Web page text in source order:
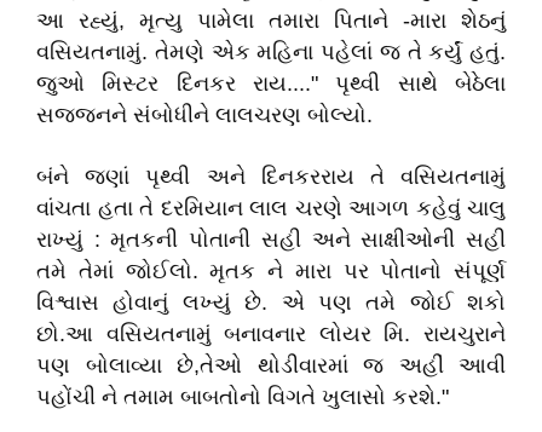
આ રહ્યું, મૃત્યુ પામેલા તમારા પિતાને -મારા શેઠનું
વસિયતનામું. તેમણે એક મહિના પહેલાં જ તે કર્યું હતું.
જુઓ મિસ્ટર દિનકર રાય...." પૃથ્વી સાથે બેઠેલા
સજ્જનને સંબોધીને લાલચરણ બોલ્યો.
બંને જણાં પૃથ્વી અને દિનકરરાય તે વસિયતનામું
વાંચતા હતા તે દરમિયાન લાલ ચરણે આગળ કહેવું ચાલુ
રાખ્યું : મૃતકની પોતાની સહી અને સાક્ષીઓની સહી
તમે તેમાં જોઈલો. મૃતક ને મારા પર પોતાનો સંપૂર્ણ
વિશ્વાસ હોવાનું લખ્યું છે. એ પણ તમે જોઈ શકો
છો.આ વસિયતનામું બનાવનાર લોયર મિ. રાયચુરાને
પણ બોલાવ્યા છે,તેઓ થોડીવારમાં જ અહીં આવી
પહોંચી ને તમામ બાબતોનો વિગતે ખુલાસો કરશે."